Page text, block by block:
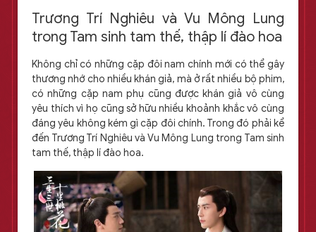
Trương Trí Nghiêu và Vu Mông Lung
trong Tam sinh tam thế, thập lí đào hoa
Không chỉ có những cặp đôi nam chính mới có thể gây
thương nhớ cho nhiều khán giả, mà ở rất nhiều bộ phim,
có những cặp nam phụ cũng được khán giả vô cùng
yêu thích vì họ cũng sở hữu nhiều khoảnh khắc vô cùng
đáng yêu không kém gì cặp đôi chính. Trong đó phải kể
đến Trương Trí Nghiêu và Vu Mông Lung trong Tam sinh
tam thế, thập lí đào hoa.